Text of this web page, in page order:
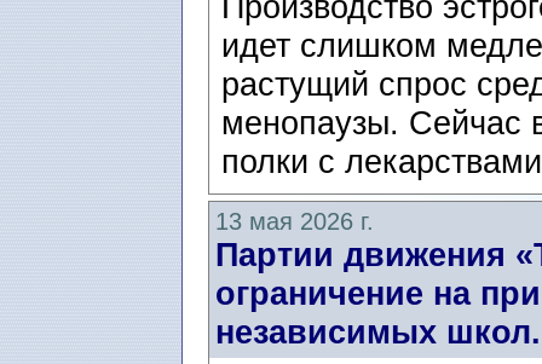
идет слишком
растущий спрос
менопаузы. Сейчас
полки с
13 мая 2026 г.
Партии движения
ограничение на
независимых школ.